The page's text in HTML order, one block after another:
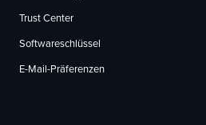
Trust Center
Softwareschlüssel
E-Mail-Präferenzen